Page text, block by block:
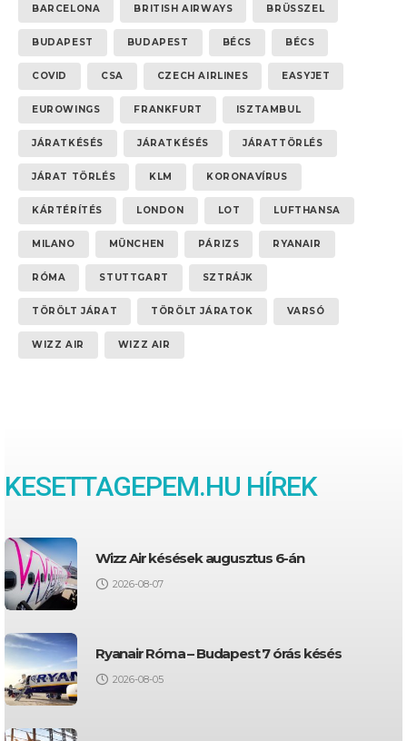
BARCELONA BRITISH AIRWAYS BRÜSSZEL
BUDAPEST BUDAPEST BÉCS BÉCS
COVID CSA CZECH AIRLINES EASYJET
EUROWINGS FRANKFURT ISZTAMBUL
JÁRATKÉSÉS JÁRATKÉSÉS JÁRATTÖRLÉS
JÁRAT TÖRLÉS KLM KORONAVÍRUS
KÁRTÉRÍTÉS LONDON LOT LUFTHANSA
MILANO MÜNCHEN PÁRIZS RYANAIR
RÓMA STUTTGART SZTRÁJK
TÖRÖLT JÁRAT TÖRÖLT JÁRATOK VARSÓ
WIZZ AIR WIZZ AIR
KESETTAGEPEM.HU HÍREK
Wizz Air késések augusztus 6-án
2026-08-07
Ryanair Róma – Budapest 7 órás késés
2026-08-05